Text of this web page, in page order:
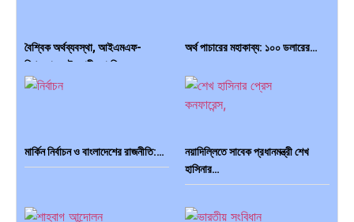
বৈশ্বিক অর্থব্যবস্থা, আইএমএফ-
বিশ্বব্যাংক, ইসলামী ব্যাংকিং…
অর্থ পাচারের মহাকাব্য: ১০০ ডলারের…
বিশেষ ইন-ডেপ্থ রিপোর্ট: ক্রীড়া
মার্কিন নির্বাচন ও বাংলাদেশের রাজনীতি:…
নয়াদিল্লিতে সাবেক প্রধানমন্ত্রী শেখ
হাসিনার…